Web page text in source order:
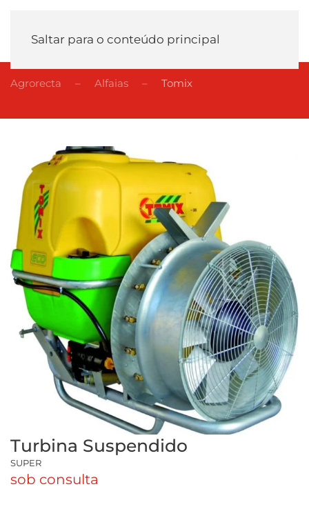
Saltar para o conteúdo principal
Agrorecta Alfaias Tomix
Turbina Suspendido
SUPER
sob consulta